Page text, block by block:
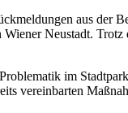
aus der
Neustadt. Trotz
im
vereinbarten